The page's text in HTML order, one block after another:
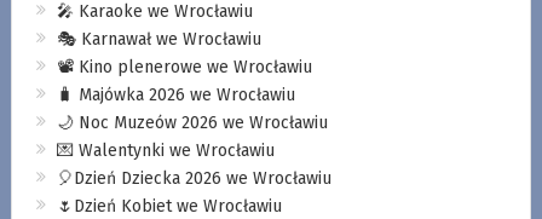
🎤 Karaoke we Wrocławiu
🎭 Karnawał we Wrocławiu
📽️ Kino plenerowe we Wrocławiu
🧳 Majówka 2026 we Wrocławiu
🌙 Noc Muzeów 2026 we Wrocławiu
💌 Walentynki we Wrocławiu
🎈Dzień Dziecka 2026 we Wrocławiu
🌷Dzień Kobiet we Wrocławiu